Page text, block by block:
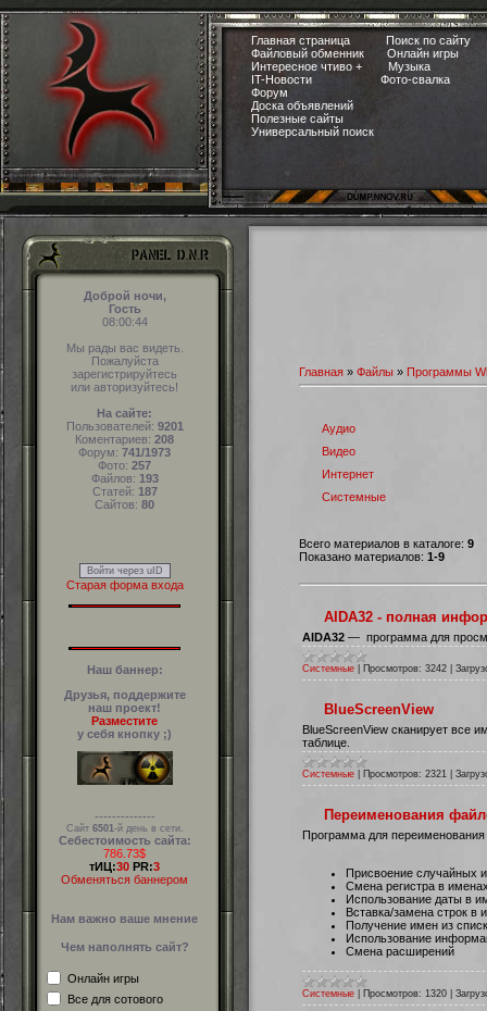
Главная страница
Поиск по сайту
Файловый обменник
Онлайн игры
Интересное чтиво +
Музыка
IT-Новости
Фото-свалка
Форум
Доска объявлений
Полезные сайты
Универсальный поиск
Доброй ночи,
Гость
08:00:44
Мы рады вас видеть.
Пожалуйста
зарегистрируйтесь
или авторизуйтесь!
На сайте:
Пользователей: 9201
Коментариев: 208
Форум: 741/1973
Фото: 257
Файлов: 193
Статей: 187
Сайтов: 80
Войти через uID
Старая форма входа
Наш баннер:
Друзья, поддержите
наш проект!
Разместите
у себя кнопку ;)
--------------
Сайт 6501 -й день в сети.
Себестоимость сайта:
786.73$
тИЦ:30 PR:3
Обменяться баннером
Нам важно ваше мнение
Чем наполнять сайт?
Онлайн игры
Все для сотового
Главная » Файлы » Программы
Аудио
Видео
Интернет
Системные
Всего материалов в каталоге: 9
Показано материалов: 1-9
AIDA32 - полная
AIDA32 — программа для
Системные Просмотров: 3242
BlueScreenView
BlueScreenView сканирует все
таблице.
Системные Просмотров: 2321
Переименования
Программа для
Присвоение случайных
Смена регистра в
Использование даты в
Вставка/замена строк в
Получение имен из
Использование
Смена расширений
Системные Просмотров: 1320